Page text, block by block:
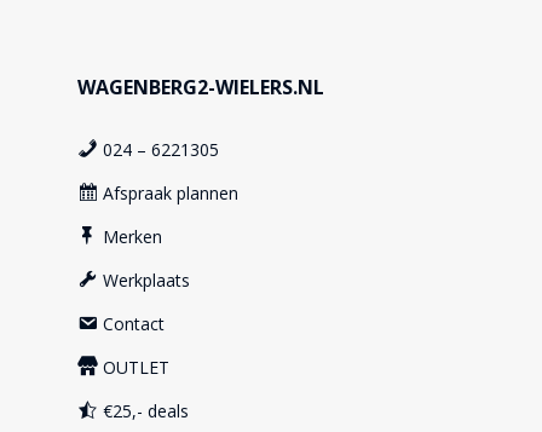
WAGENBERG2-WIELERS.NL
024 – 6221305
Afspraak plannen
Merken
Werkplaats
Contact
OUTLET
€25,- deals